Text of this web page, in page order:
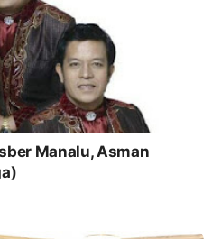
Asman